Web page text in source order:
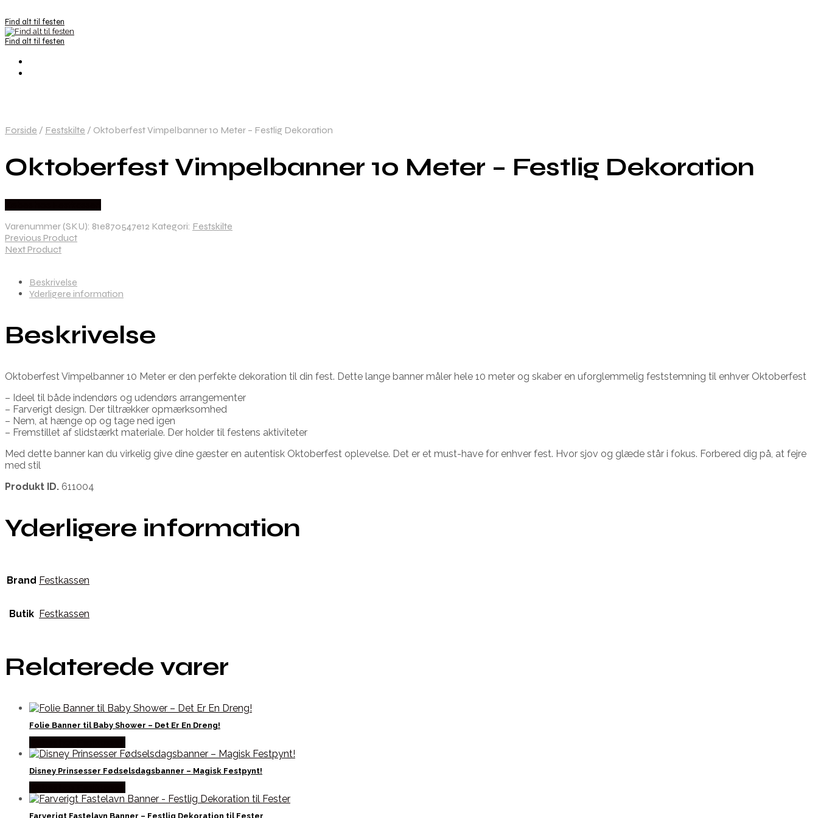
Find alt til festen
Find alt til festen
Forside / Festskilte / Oktoberfest Vimpelbanner 10 Meter – Festlig Dekoration
Oktoberfest Vimpelbanner 10 Meter – Festlig Dekoration
Varenummer (SKU): 81e870547e12 Kategori: Festskilte
Previous Product
Next Product
Beskrivelse
Yderligere information
Beskrivelse
Oktoberfest Vimpelbanner 10 Meter er den perfekte dekoration til din fest. Dette lange banner måler hele 10 meter og skaber en uforglemmelig feststemning til enhver Oktoberfest
– Ideel til både indendørs og udendørs arrangementer
– Farverigt design. Der tiltrækker opmærksomhed
– Nem, at hænge op og tage ned igen
– Fremstillet af slidstærkt materiale. Der holder til festens aktiviteter
Med dette banner kan du virkelig give dine gæster en autentisk Oktoberfest oplevelse. Det er et must-have for enhver fest. Hvor sjov og glæde står i fokus. Forbered dig på, at fejre
med stil
Produkt ID. 611004
Yderligere information
Brand Festkassen
Butik Festkassen
Relaterede varer
Folie Banner til Baby Shower – Det Er En Dreng!
Disney Prinsesser Fødselsdagsbanner – Magisk Festpynt!
Farverigt Fastelavn Banner – Festlig Dekoration til Fester